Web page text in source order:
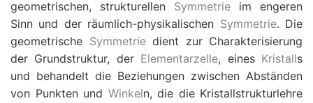
geometrischen, strukturellen Symmetrie im engeren
Sinn und der räumlich-physikalischen Symmetrie. Die
geometrische Symmetriedient zur Charakterisierung
der Grundstruktur, der Elementarzelle, eines Kristalls
und behandelt die Beziehungen zwischen Abständen
von Punkten und Winkeln, die die Kristallstrukturlehre